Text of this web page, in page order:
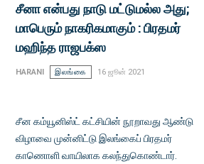
சீனா என்பது நாடு மட்டுமல்ல அது;
மாபெரும் நாகரிகமாகும் : பிரதமர்
மஹிந்த ராஜபக்ஸ
HARANI இலங்கை 16 ஜூன் 2021
சீன கம்யூனிஸ்ட் கட்சியின் நூறாவது ஆண்டு
விழாவை முன்னிட்டு இலங்கைப் பிரதமர்
காணொளி வாயிலாக கலந்துகொண்டார்.